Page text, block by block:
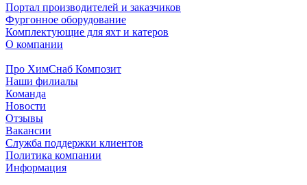
Портал производителей и заказчиков
Фургонное оборудование
Комплектующие для яхт и катеров
О компании
Про ХимСнаб Композит
Наши филиалы
Команда
Новости
Отзывы
Вакансии
Служба поддержки клиентов
Политика компании
Информация